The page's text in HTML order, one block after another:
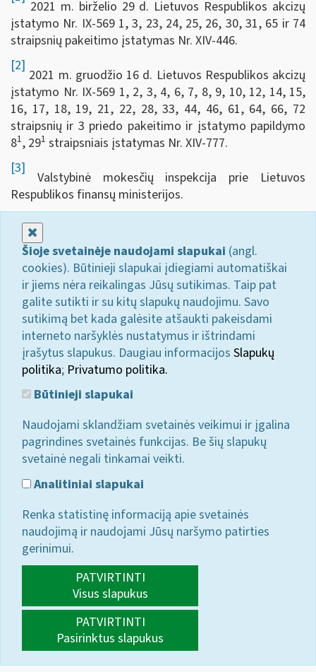
2021 m. birželio 29 d. Lietuvos Respublikos akcizų
įstatymo Nr. IX-569 1, 3, 23, 24, 25, 26, 30, 31, 65 ir 74
straipsnių pakeitimo įstatymas Nr. XIV-446.
[2]
2021 m. gruodžio 16 d. Lietuvos Respublikos akcizų
įstatymo Nr. IX-569 1, 2, 3, 4, 6, 7, 8, 9, 10, 12, 14, 15,
16, 17, 18, 19, 21, 22, 28, 33, 44, 46, 61, 64, 66, 72
straipsnių ir 3 priedo pakeitimo ir įstatymo papildymo
81, 291 straipsniais įstatymas Nr. XIV-777.
[3]
Valstybinė mokesčių inspekcija prie Lietuvos
Respublikos finansų ministerijos.
Šioje svetainėje naudojami slapukai (angl.
cookies). Būtinieji slapukai įdiegiami automatiškai
ir jiems nėra reikalingas Jūsų sutikimas. Taip pat
galite sutikti ir su kitų slapukų naudojimu. Savo
sutikimą bet kada galėsite atšaukti pakeisdami
interneto naršyklės nustatymus ir ištrindami
įrašytus slapukus. Daugiau informacijos Slapukų
politika; Privatumo politika.
Būtinieji slapukai
Naudojami sklandžiam svetainės veikimui ir įgalina
pagrindines svetainės funkcijas. Be šių slapukų
svetainė negali tinkamai veikti.
Analitiniai slapukai
Renka statistinę informaciją apie svetainės
naudojimą ir naudojami Jūsų naršymo patirties
gerinimui.
PATVIRTINTI
Visus slapukus
PATVIRTINTI
Pasirinktus slapukus